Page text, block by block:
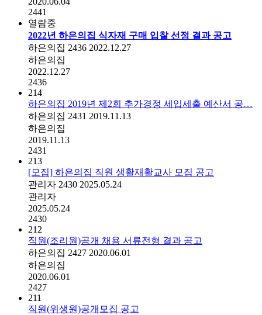
2441
열람중
2022년 하은의집 식자재 구매 입찰 선정 결과 공고
하은의집 2436 2022.12.27
하은의집
2022.12.27
2436
214
하은의집 2019년 제2회 추가경정 세입세출 예산서 공…
하은의집 2431 2019.11.13
하은의집
2019.11.13
2431
213
[모집] 하은의집 직원 생활재활교사 모집 공고
관리자 2430 2025.05.24
관리자
2025.05.24
2430
212
직원(조리원)공개 채용 서류전형 결과 공고
하은의집 2427 2020.06.01
하은의집
2020.06.01
2427
211
직원(위생원)공개모집 공고